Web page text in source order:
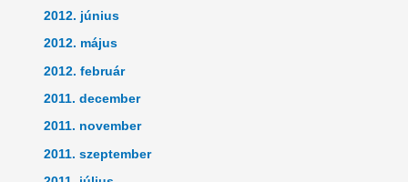
2012. június
2012. május
2012. február
2011. december
2011. november
2011. szeptember